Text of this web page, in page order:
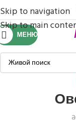
Skip to navigation
Skip to main
МЕНЮ